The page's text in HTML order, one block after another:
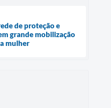
de proteção e
grande mobilização
mulher